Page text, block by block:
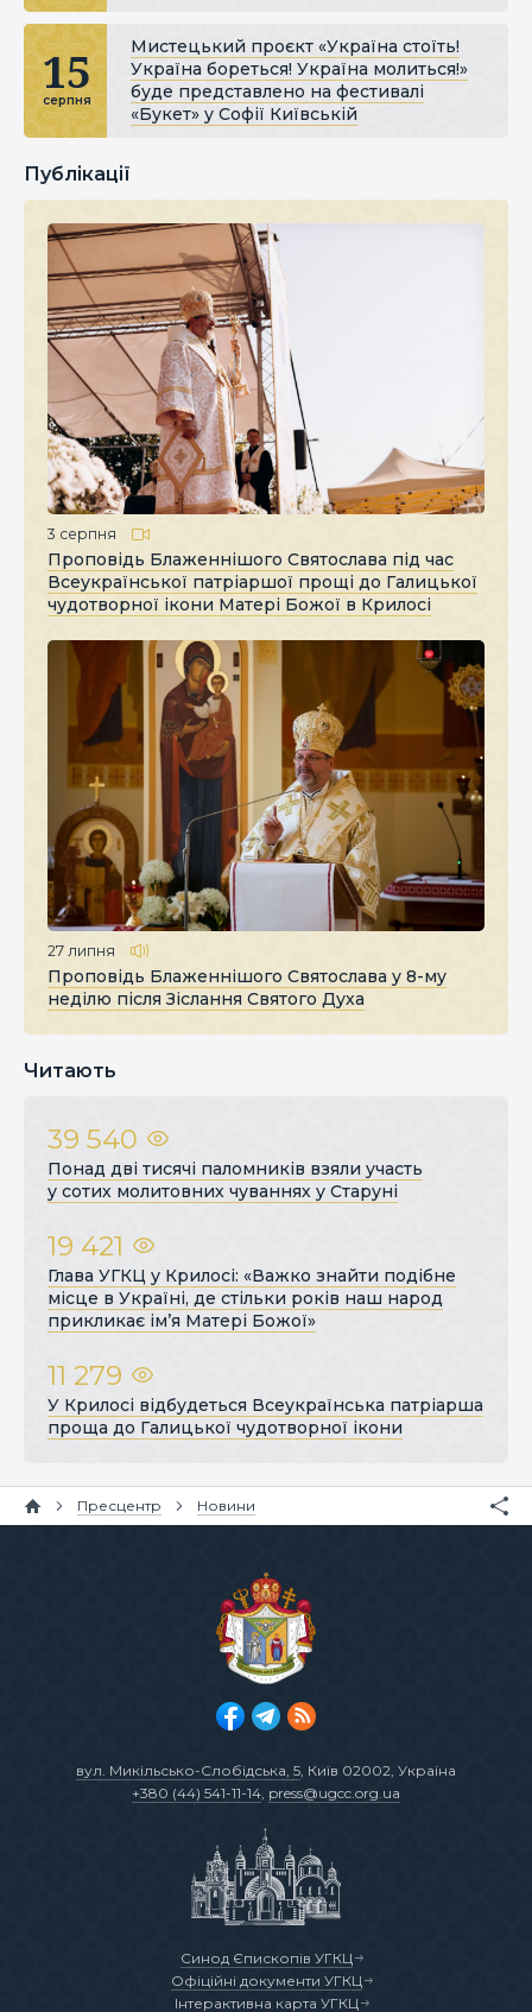
15
серпня
Мистецький проєкт «Україна стоїть!
Україна бореться! Україна молиться!»
буде представлено на фестивалі
«Букет» у Софії Київській
Публікації
3 серпня
Проповідь Блаженнішого Святослава під час
Всеукраїнської патріаршої прощі до Галицької
чудотворної ікони Матері Божої в Крилосі
27 липня
Проповідь Блаженнішого Святослава у 8-му
неділю після Зіслання Святого Духа
Читають
39 540
Понад дві тисячі паломників взяли участь
у сотих молитовних чуваннях у Старуні
19 421
Глава УГКЦ у Крилосі: «Важко знайти подібне
місце в Україні, де стільки років наш народ
прикликає ім’я Матері Божої»
11 279
У Крилосі відбудеться Всеукраїнська патріарша
проща до Галицької чудотворної ікони
Пресцентр Новини
вул. Микільсько-Слобідська, 5, Київ 02002, Україна
+380 (44) 541-11-14, press@ugcc.org.ua
Синод Єпископів УГКЦ
Офіційні документи УГКЦ
Інтерактивна карта УГКЦ